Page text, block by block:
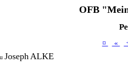
OFB
¤ «
JosephALKE